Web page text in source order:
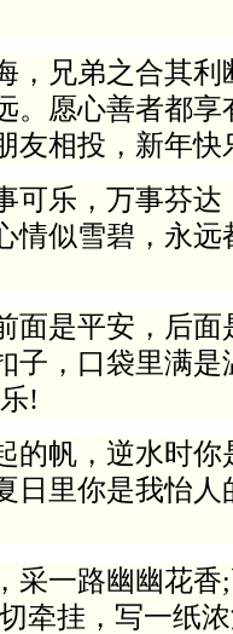
兄弟之合其利
。愿心善者都
友相投，新年快
乐，万事芬达
情似雪碧，永
是平安，后面
子，口袋里满
!
帆，逆水时你
日里你是我怡
一路幽幽花香;
牵挂，写一纸